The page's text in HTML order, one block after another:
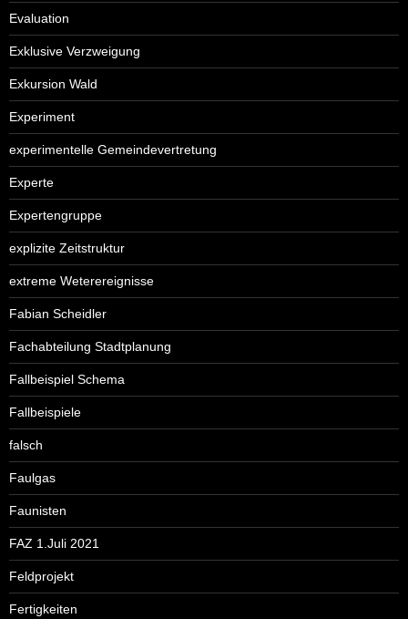
Evaluation
Exklusive Verzweigung
Exkursion Wald
Experiment
experimentelle Gemeindevertretung
Experte
Expertengruppe
explizite Zeitstruktur
extreme Weterereignisse
Fabian Scheidler
Fachabteilung Stadtplanung
Fallbeispiel Schema
Fallbeispiele
falsch
Faulgas
Faunisten
FAZ 1.Juli 2021
Feldprojekt
Fertigkeiten